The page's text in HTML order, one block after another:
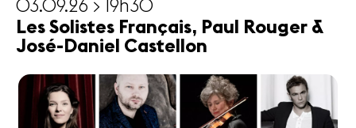
03.09.26 > 19h30
Les Solistes Français, Paul Rouger &
José-Daniel Castellon